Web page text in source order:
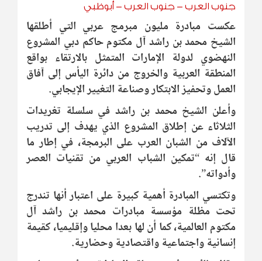
جنوب العرب - جنوب العرب - أبوظبي
عكست مبادرة مليون مبرمج عربي التي أطلقها
الشيخ محمد بن راشد آل مكتوم حاكم دبي المشروع
النهضوي لدولة الإمارات المتمثل بالارتقاء بواقع
المنطقة العربية والخروج من دائرة اليأس إلى آفاق
العمل وتحفيز الابتكار وصناعة التغيير الإيجابي.
وأعلن الشيخ محمد بن راشد في سلسلة تغريدات
الثلاثاء عن إطلاق المشروع الذي يهدف إلى تدريب
الآلاف من الشبان العرب على البرمجة، في إطار ما
قال إنه “تمكين الشباب العربي من تقنيات العصر
وأدواته”.
وتكتسي المبادرة أهمية كبيرة على اعتبار أنها تندرج
تحت مظلة مؤسسة مبادرات محمد بن راشد آل
مكتوم العالمية، كما أن لها بعدا محليا وإقليميا، كقيمة
إنسانية واجتماعية واقتصادية وحضارية.